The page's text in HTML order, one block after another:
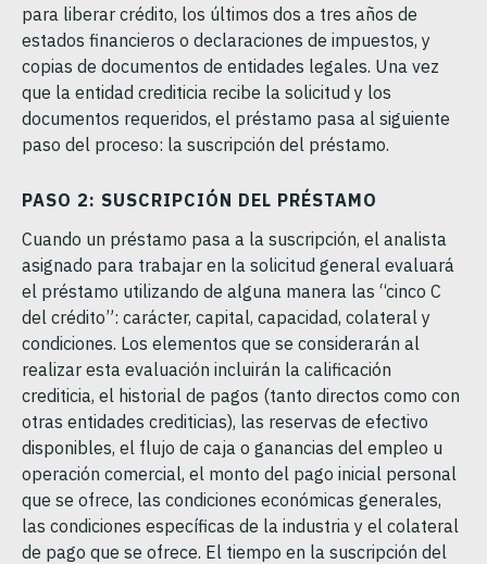
para liberar crédito, los últimos dos a tres años de
estados financieros o declaraciones de impuestos, y
copias de documentos de entidades legales. Una vez
que la entidad crediticia recibe la solicitud y los
documentos requeridos, el préstamo pasa al siguiente
paso del proceso: la suscripción del préstamo.
PASO 2: SUSCRIPCIÓN DEL PRÉSTAMO
Cuando un préstamo pasa a la suscripción, el analista
asignado para trabajar en la solicitud general evaluará
el préstamo utilizando de alguna manera las “cinco C
del crédito”: carácter, capital, capacidad, colateral y
condiciones. Los elementos que se considerarán al
realizar esta evaluación incluirán la calificación
crediticia, el historial de pagos (tanto directos como con
otras entidades crediticias), las reservas de efectivo
disponibles, el flujo de caja o ganancias del empleo u
operación comercial, el monto del pago inicial personal
que se ofrece, las condiciones económicas generales,
las condiciones específicas de la industria y el colateral
de pago que se ofrece. El tiempo en la suscripción del